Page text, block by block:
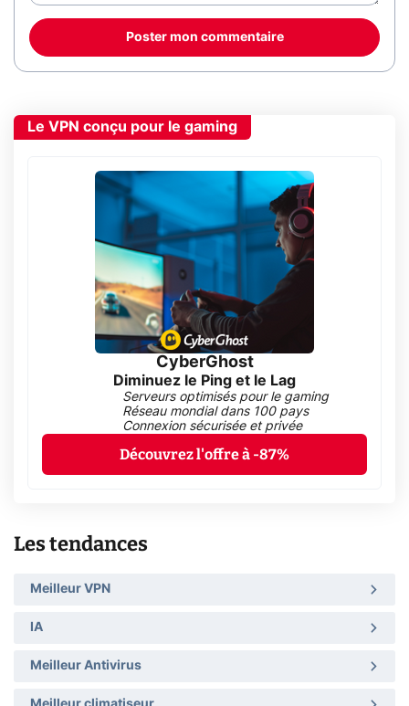
Poster mon commentaire
Le VPN conçu pour le gaming
CyberGhost
Diminuez le Ping et le Lag
Serveurs optimisés pour le gaming
Réseau mondial dans 100 pays
Connexion sécurisée et privée
Découvrez l'offre à -87%
Les tendances
Meilleur VPN
IA
Meilleur Antivirus